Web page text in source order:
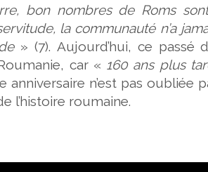
bon nombres de Roms
la communauté n’a
» (7). Aujourd’hui, ce passé
car « 160 ans plus
anniversaire n’est pas oubliée
l’histoire roumaine.